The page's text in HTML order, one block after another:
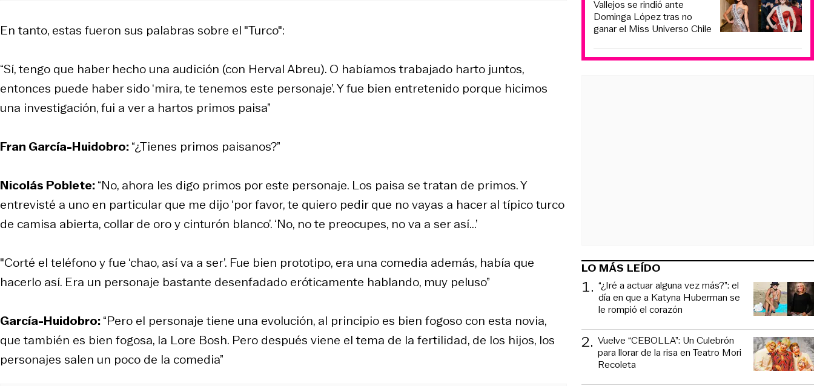
En tanto, estas fueron sus palabras sobre el "Turco":
“Sí, tengo que haber hecho una audición (con Herval Abreu). O habíamos trabajado harto juntos,
entonces puede haber sido ‘mira, te tenemos este personaje’. Y fue bien entretenido porque hicimos
una investigación, fui a ver a hartos primos paisa”
Fran García-Huidobro:“¿Tienes primos paisanos?”
Nicolás Poblete:“No, ahora les digo primos por este personaje. Los paisa se tratan de primos. Y
entrevisté a uno en particular que me dijo ‘por favor, te quiero pedir que no vayas a hacer al típico turco
de camisa abierta, collar de oro y cinturón blanco’. ‘No, no te preocupes, no va a ser así...’
"Corté el teléfono y fue ‘chao, así va a ser’. Fue bien prototipo, era una comedia además, había que
hacerlo así. Era un personaje bastante desenfadado eróticamente hablando, muy peluso”
García-Huidobro:“Pero el personaje tiene una evolución, al principio es bien fogoso con esta novia,
que también es bien fogosa, la Lore Bosh. Pero después viene el tema de la fertilidad, de los hijos, los
personajes salen un poco de la comedia”
Vallejos se rindió ante
Dominga López tras no
ganar el Miss Universo Chile
LO MÁS LEÍDO
1. “¿Iré a actuar alguna vez más?”: el
día en que a Katyna Huberman se
le rompió el corazón
2. Vuelve “CEBOLLA”: Un Culebrón
para llorar de la risa en Teatro Mori
Recoleta